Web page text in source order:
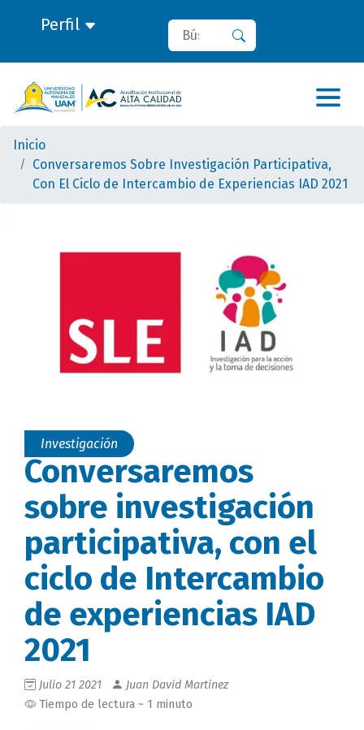
Perfil Buscar
Inicio
Conversaremos Sobre Investigación Participativa,
Con El Ciclo de Intercambio de Experiencias IAD 2021
Investigación
Conversaremos
sobre investigación
participativa, con el
ciclo de Intercambio
de experiencias IAD
2021
Julio 21 2021
Juan David Martinez
Tiempo de lectura ~ 1 minuto